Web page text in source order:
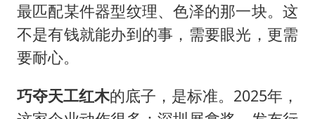
最匹配某件器型纹理、色泽的那一块。这
不是有钱就能办到的事，需要眼光，更需
要耐心。
巧夺天工红木的底子，是标准。2025年，